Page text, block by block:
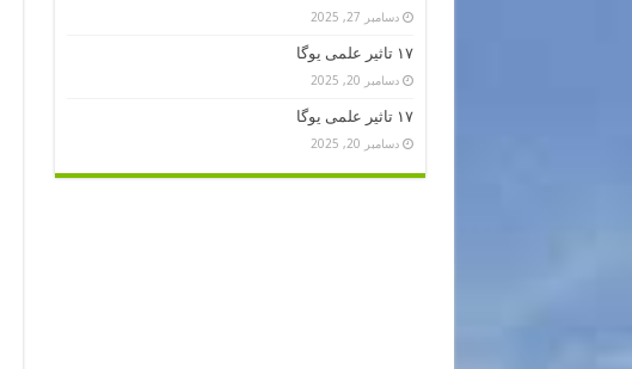
دسامبر 27, 2025
۱۷ تاثیر علمی یوگا
دسامبر 20, 2025
۱۷ تاثیر علمی یوگا
دسامبر 20, 2025